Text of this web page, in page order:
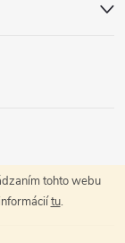
tohto webu
tu.